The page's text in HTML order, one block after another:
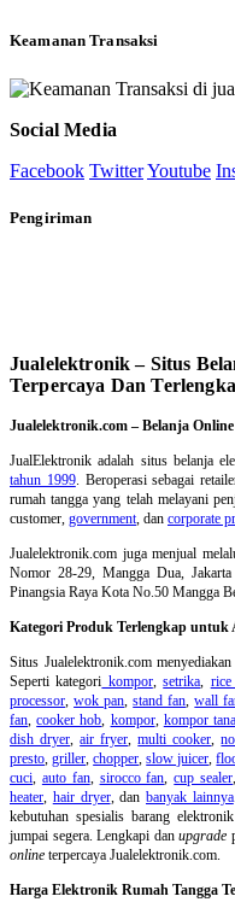
Keamanan Transaksi
Social Media
Facebook TwitterYoutube
Pengiriman
Jualelektronik – Situs
Terpercaya Dan
Jualelektronik.com – Belanja
JualElektronik adalah situs belanja
tahun 1999. Beroperasi sebagai
rumah tangga yang telah melayani
customer, government, dan corporate
Jualelektronik.com juga menjual
Nomor 28-29, Mangga Dua,
Pinangsia Raya Kota No.50 Mangga
Kategori Produk Terlengkap untuk
Situs Jualelektronik.com
Seperti kategori kompor,setrika,
processor,wok pan,stand fan,wall
fan,cooker hob, kompor, kompor
dish dryer,air fryer,multi cooker,
presto,griller,chopper,slow juicer,
cuci, auto fan, sirocco fan,cup sealer
heater, hair dryer, dan banyak lainnya
kebutuhan spesialis barang
jumpai segera. Lengkapi danupgrade
online terpercaya Jualelektronik.com.
Harga Elektronik Rumah Tangga